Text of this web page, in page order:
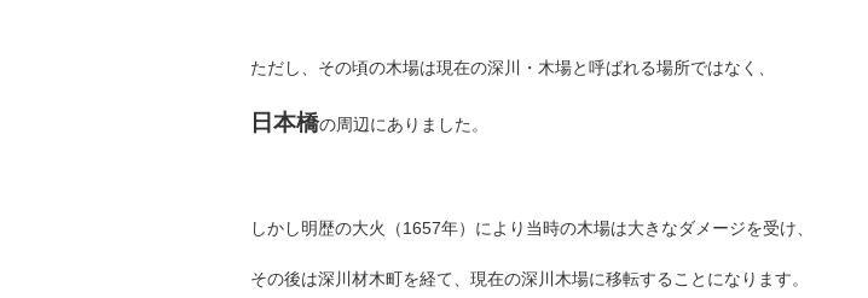
ただし、その頃の木場は現在の深川・木場と呼ばれる場所ではなく、
日本橋の周辺にありました。
しかし明歴の大火（1657年）により当時の木場は大きなダメージを受け、
その後は深川材木町を経て、現在の深川木場に移転することになります。